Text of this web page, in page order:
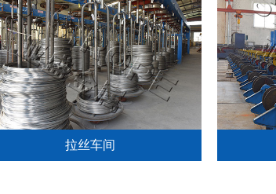
拉丝车间